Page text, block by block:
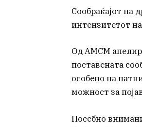
Сообраќајот на
интензитетот
Од АМСМ
поставената
особено на
можност за
Посебно